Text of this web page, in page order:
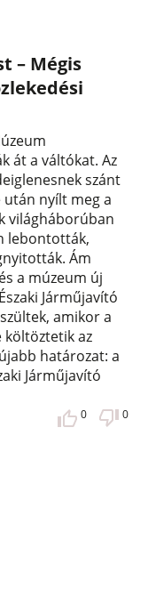
– Mégis
át a váltókat. Az
szánt
után nyílt meg a
világháborúban
lebontották,
Ám
a múzeum új
Járműjavító
amikor a
az
határozat: a
Járműjavító
0 0